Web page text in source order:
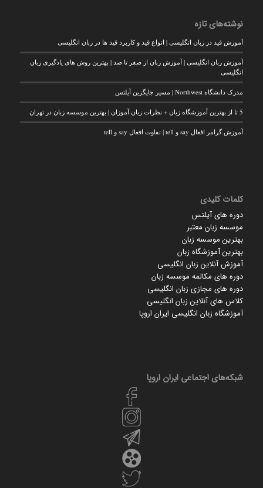
نوشته‌های تازه
آموزش قید در زبان انگلیسی | انواع قید و کاربرد قید ها در زبان انگلیسی
آموزش زبان انگلیسی | آموزش زبان از صفر تا صد | بهترین روش های یادگیری زبان
انگلیسی
مدرک دانشگاه Northwest | مسیر جایگزین آیلتس
5 تا از بهترین آموزشگاه زبان + نظرات زبان آموزان | بهترین موسسه زبان در تهران
آموزش گرامر افعال say و tell | تفاوت افعال say و tell
کلمات کلیدی
دوره های آیلتس
موسسه زبان معتبر
بهترین موسسه زبان
بهترین آموزشگاه زبان
آموزش آنلاین زبان انگلیسی
دوره های مکالمه موسسه زبان
دوره های مجازی زبان انگلیسی
کلاس های آنلاین زبان انگلیسی
آموزشگاه زبان انگلیسی ایران اروپا
شبکه‌های اجتماعی ایران‌ اروپا